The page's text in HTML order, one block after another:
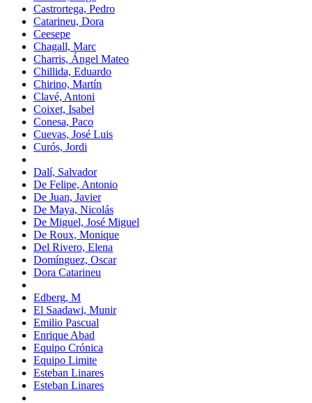
Castrortega, Pedro
Catarineu, Dora
Ceesepe
Chagall, Marc
Charris, Ángel Mateo
Chillida, Eduardo
Chirino, Martín
Clavé, Antoni
Coixet, Isabel
Conesa, Paco
Cuevas, José Luis
Curós, Jordi
Dalí, Salvador
De Felipe, Antonio
De Juan, Javier
De Maya, Nicolás
De Miguel, José Miguel
De Roux, Monique
Del Rivero, Elena
Domínguez, Oscar
Dora Catarineu
Edberg, M
El Saadawi, Munir
Emilio Pascual
Enrique Abad
Equipo Crónica
Equipo Limite
Esteban Linares
Esteban Linares